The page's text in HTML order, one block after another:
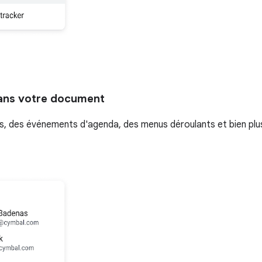
votre document
événements d'agenda, des menus déroulants et bien